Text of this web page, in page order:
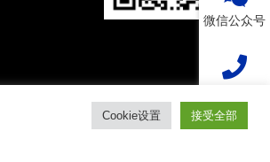
Cookie设置 接受全部
微信公众号